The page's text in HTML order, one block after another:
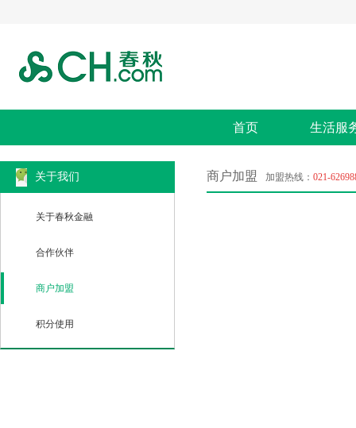
首页 生活服
关于我们
关于春秋金融
合作伙伴
商户加盟
积分使用
商户加盟 加盟热线： 021-